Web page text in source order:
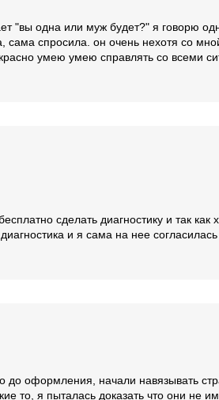
"вы одна или муж будет?" я говорю
спросила. он очень нехотя со
умею умею справлять со всеми
сделать диагностику и так как
и я сама на нее
оформления, начали навязывать
то, я пыталась доказать что они не